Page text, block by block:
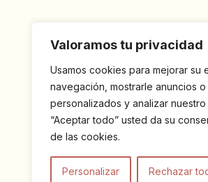
Valoramos tu privacidad
Usamos cookies para mejorar su
navegación, mostrarle anuncios
personalizados y analizar
“Aceptar todo” usted da su
de las cookies.
Personalizar Rechazar